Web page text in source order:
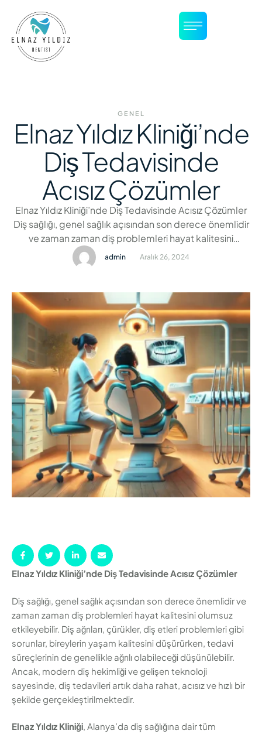
GENEL
Elnaz Yıldız Kliniği’nde
Diş Tedavisinde
Acısız Çözümler
Elnaz Yıldız Kliniği’nde Diş Tedavisinde Acısız Çözümler
Diş sağlığı, genel sağlık açısından son derece önemlidir
ve zaman zaman diş problemleri hayat kalitesini
olumsuz etkileyebilir. Diş ağrıları, çürükler, diş etleri
problemleri gibi sorunlar, bireylerin yaşam kalitesini
olabileceği düşünülebilir. Ancak, modern diş hekimliği
ve gelişen teknoloji sayesinde, diş tedavileri artık daha
…
admin Aralık 26, 2024
Elnaz Yıldız Kliniği’nde Diş Tedavisinde Acısız Çözümler
Diş sağlığı, genel sağlık açısından son derece önemlidir ve
zaman zaman diş problemleri hayat kalitesini olumsuz
etkileyebilir. Diş ağrıları, çürükler, diş etleri problemleri gibi
sorunlar, bireylerin yaşam kalitesini düşürürken, tedavi
süreçlerinin de genellikle ağrılı olabileceği düşünülebilir.
Ancak, modern diş hekimliği ve gelişen teknoloji
sayesinde, diş tedavileri artık daha rahat, acısız ve hızlı bir
şekilde gerçekleştirilmektedir.
Elnaz Yıldız Kliniği, Alanya’da diş sağlığına dair tüm